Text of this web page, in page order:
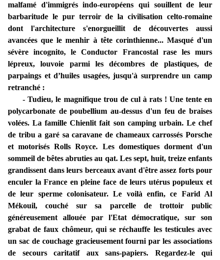
malfamé d'immigrés indo-européens qui souillent de leur
barbaritude le pur terroir de la civilisation celto-romaine
dont l'architecture s'enorgueillit de découvertes aussi
avancées que le menhir à tête corinthienne... Masqué d'un
sévère incognito, le Conductor Francostal rase les murs
lépreux, louvoie parmi les décombres de plastiques, de
parpaings et d’huiles usagées, jusqu'à surprendre un camp
retranché :
- Tudieu, le magnifique trou de cul à rats ! Une tente en
polycarbonate de poubellium au-dessus d'un feu de braises
volées. La famille Chienlit fait son camping urbain. Le chef
de tribu a garé sa caravane de chameaux carrossés Porsche
et motorisés Rolls Royce. Les domestiques dorment d'un
sommeil de bêtes abruties au qat. Les sept, huit, treize enfants
grandissent dans leurs berceaux avant d'être assez forts pour
enculer la France en pleine face de leurs utérus populeux et
de leur sperme colonisateur. Le voilà enfin, ce Farid Al
Mékouil, couché sur sa parcelle de trottoir public
généreusement allouée par l'Etat démocratique, sur son
grabat de faux chômeur, qui se réchauffe les testicules avec
un sac de couchage gracieusement fourni par les associations
de secours caritatif aux sans-papiers. Regardez-le qui